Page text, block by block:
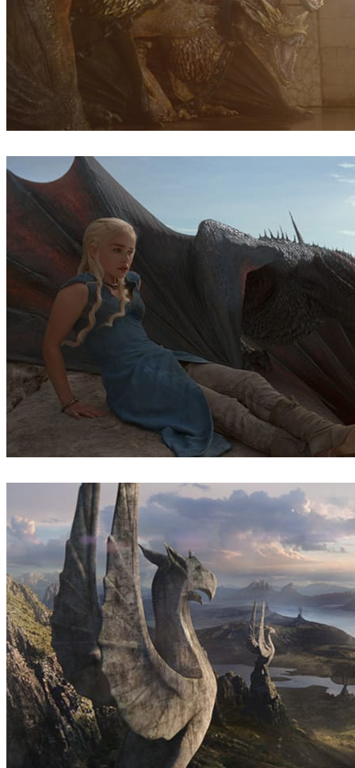
Pixomondo Television
Television